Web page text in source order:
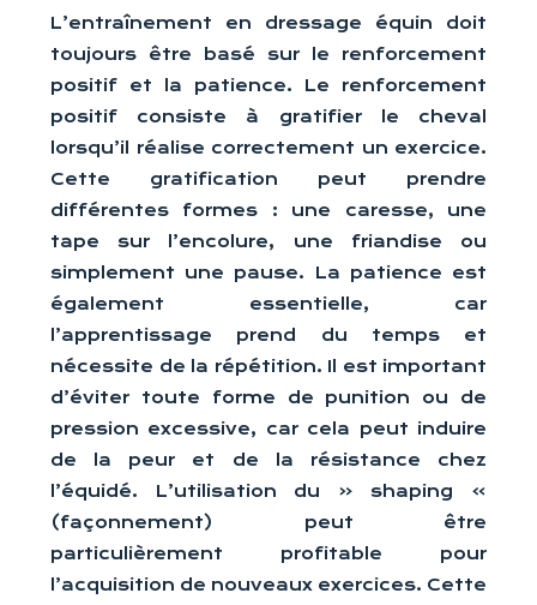
L’entraînement en dressage équin doit
toujours être basé sur le renforcement
positif et la patience. Le renforcement
positif consiste à gratifier le cheval
lorsqu’il réalise correctement un exercice.
Cette gratification peut prendre
différentes formes : une caresse, une
tape sur l’encolure, une friandise ou
simplement une pause. La patience est
également essentielle, car
l’apprentissage prend du temps et
nécessite de la répétition. Il est important
d’éviter toute forme de punition ou de
pression excessive, car cela peut induire
de la peur et de la résistance chez
l’équidé. L’utilisation du « shaping »
(façonnement) peut être
particulièrement profitable pour
l’acquisition de nouveaux exercices. Cette